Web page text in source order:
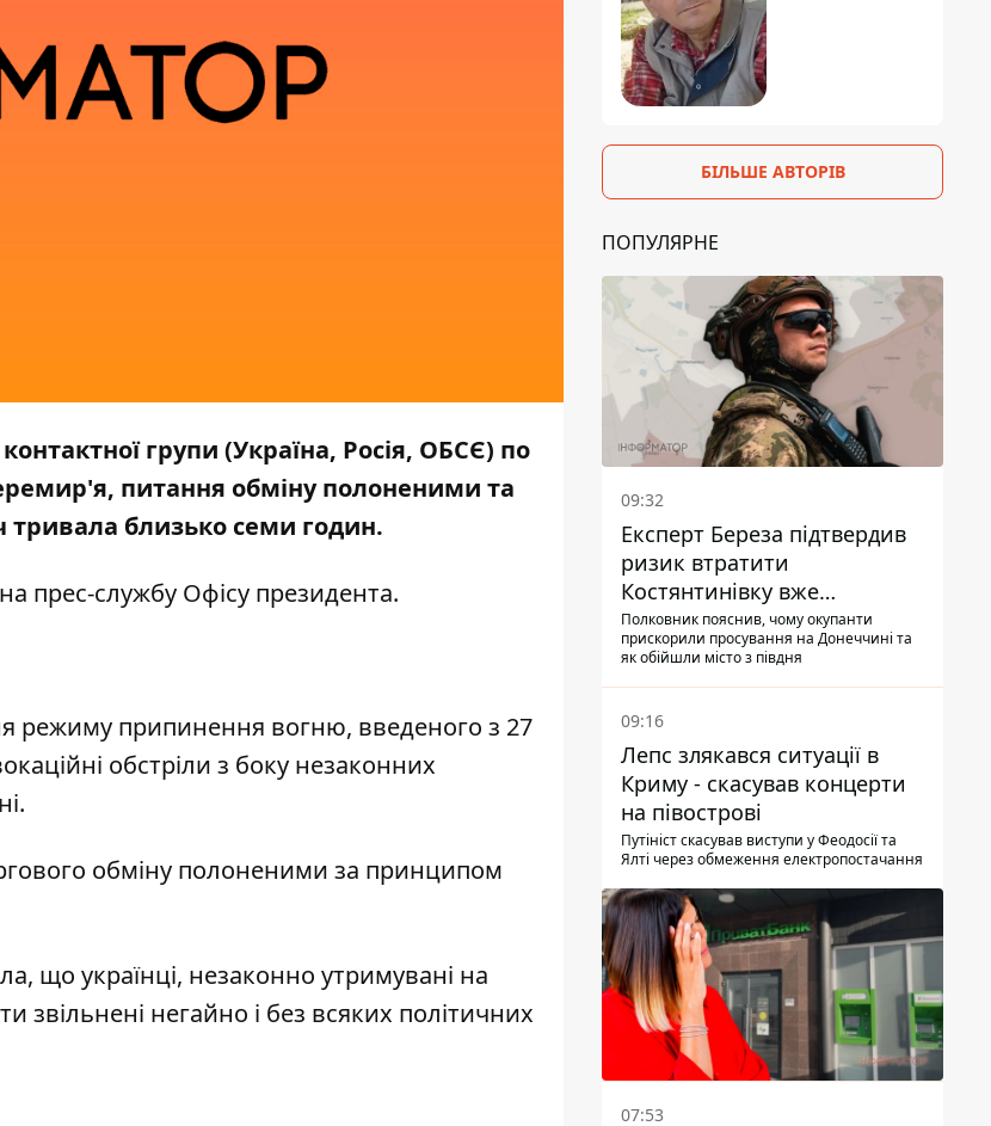
групи (Україна, Росія, ОБСЄ) по
питання обміну полоненими та
тривала близько семи годин.
прес-службу Офісу президента.
режиму припинення вогню, введеного з 27
обстріли з боку незаконних
обміну полоненими за принципом
що українці, незаконно утримувані на
звільнені негайно і без всяких політичних
БІЛЬШЕ АВТОРІВ
ПОПУЛЯРНЕ
09:32
Експерт Береза підтвердив
ризик втратити
Костянтинівку вже
найближчими місяцями
Полковник пояснив, чому окупанти
прискорили просування на Донеччині та
як обійшли місто з півдня
09:16
Лепс злякався ситуації в
Криму - скасував концерти
на півострові
Путініст скасував виступи у Феодосії та
Ялті через обмеження електропостачання
07:53